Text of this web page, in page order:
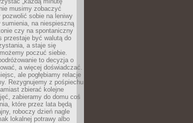
musimy zobaczyć
sobie na leniwy
na niespieszną
czy na spontaniczny
przestaje być walutą do
a staje się
poczuć siebie.
to decyzja o
a więcej doświadczać.
ale pogłębiamy relacje
Rezygnujemy z pośpiechu
zbierać kolejne
zabieramy do domu coś
które przez lata będą
roboczy dzień nagle
lokalnej potrawy albo